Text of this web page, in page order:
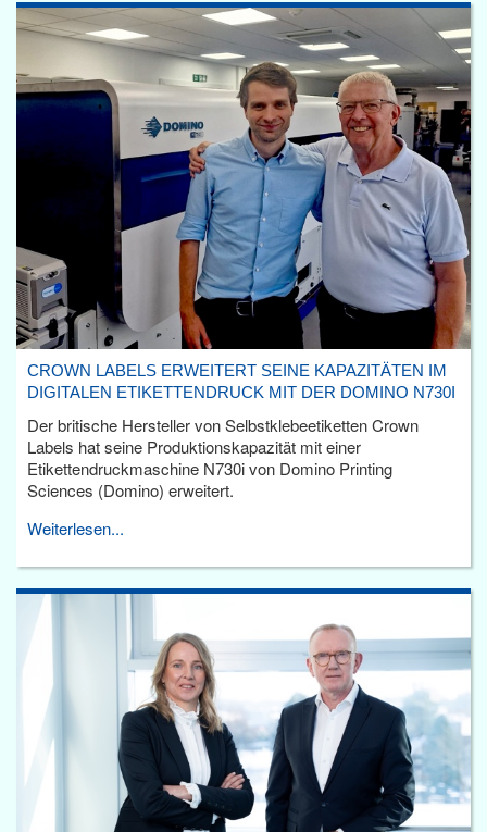
CROWN LABELS ERWEITERT SEINE KAPAZITÄTEN IM
DIGITALEN ETIKETTENDRUCK MIT DER DOMINO N730I
Der britische Hersteller von Selbstklebeetiketten Crown
Labels hat seine Produktionskapazität mit einer
Etikettendruckmaschine N730i von Domino Printing
Sciences (Domino) erweitert.
Weiterlesen...